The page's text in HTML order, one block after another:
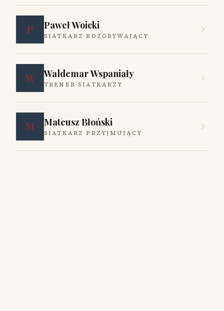
P Paweł Woicki
SIATKARZ ROZGRYWAJĄCY
W Waldemar Wspaniały
TRENER SIATKARZY
M Mateusz Błoński
SIATKARZ PRZYJMUJĄCY